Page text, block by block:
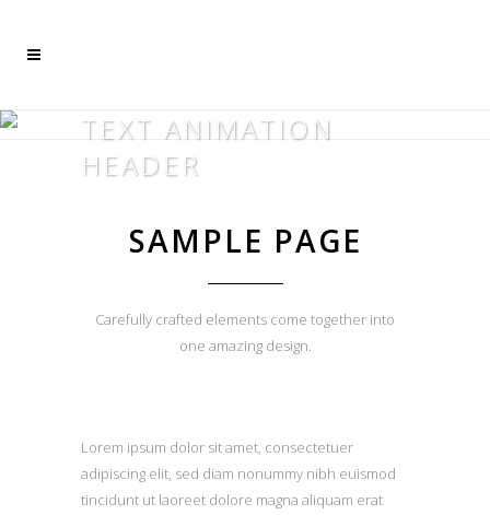
TEXT ANIMATION
HEADER
SAMPLE PAGE
Carefully crafted elements come together into
one amazing design.
Lorem ipsum dolor sit amet, consectetuer
adipiscing elit, sed diam nonummy nibh euismod
tincidunt ut laoreet dolore magna aliquam erat